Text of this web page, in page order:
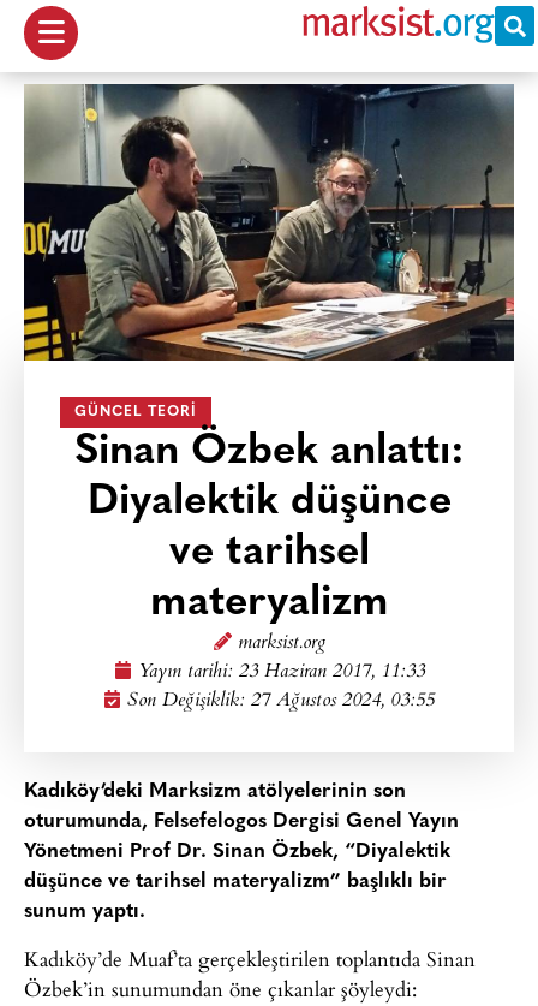
GÜNCEL TEORI
Sinan Özbek anlattı:
Diyalektik düşünce
ve tarihsel
materyalizm
marksist.org
Yayın tarihi: 23 Haziran 2017, 11:33
Son Değişiklik: 27 Ağustos 2024, 03:55
Kadıköy’deki Marksizm atölyelerinin son
oturumunda, Felsefelogos Dergisi Genel Yayın
Yönetmeni Prof Dr. Sinan Özbek, “Diyalektik
düşünce ve tarihsel materyalizm” başlıklı bir
sunum yaptı.
Kadıköy’de Muaf’ta gerçekleştirilen toplantıda Sinan
Özbek’in sunumundan öne çıkanlar şöyleydi: